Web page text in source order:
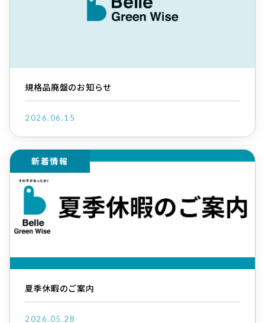
規格品廃盤のお知らせ
2026.06.15
新着情報
夏季休暇のご案内
2026.05.28